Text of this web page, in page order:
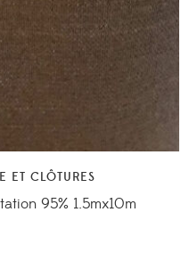
ET CLÔTURES
95% 1.5mx10m